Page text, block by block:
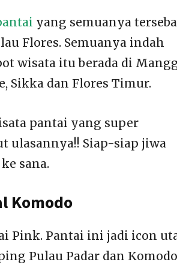
yang semuanya
Flores. Semuanya indah
wisata itu berada di
Sikka dan Flores Timur.
pantai yang super
ulasannya!! Siap-siap jiwa
sana.
Komodo
Pink. Pantai ini jadi icon
Pulau Padar dan